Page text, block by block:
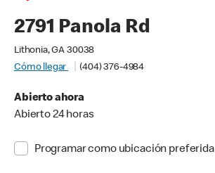
2791 Panola Rd
Lithonia, GA 30038
Cómo llegar
(404) 376-4984
Abierto ahora
Abierto 24 horas
Programar como ubicación preferida